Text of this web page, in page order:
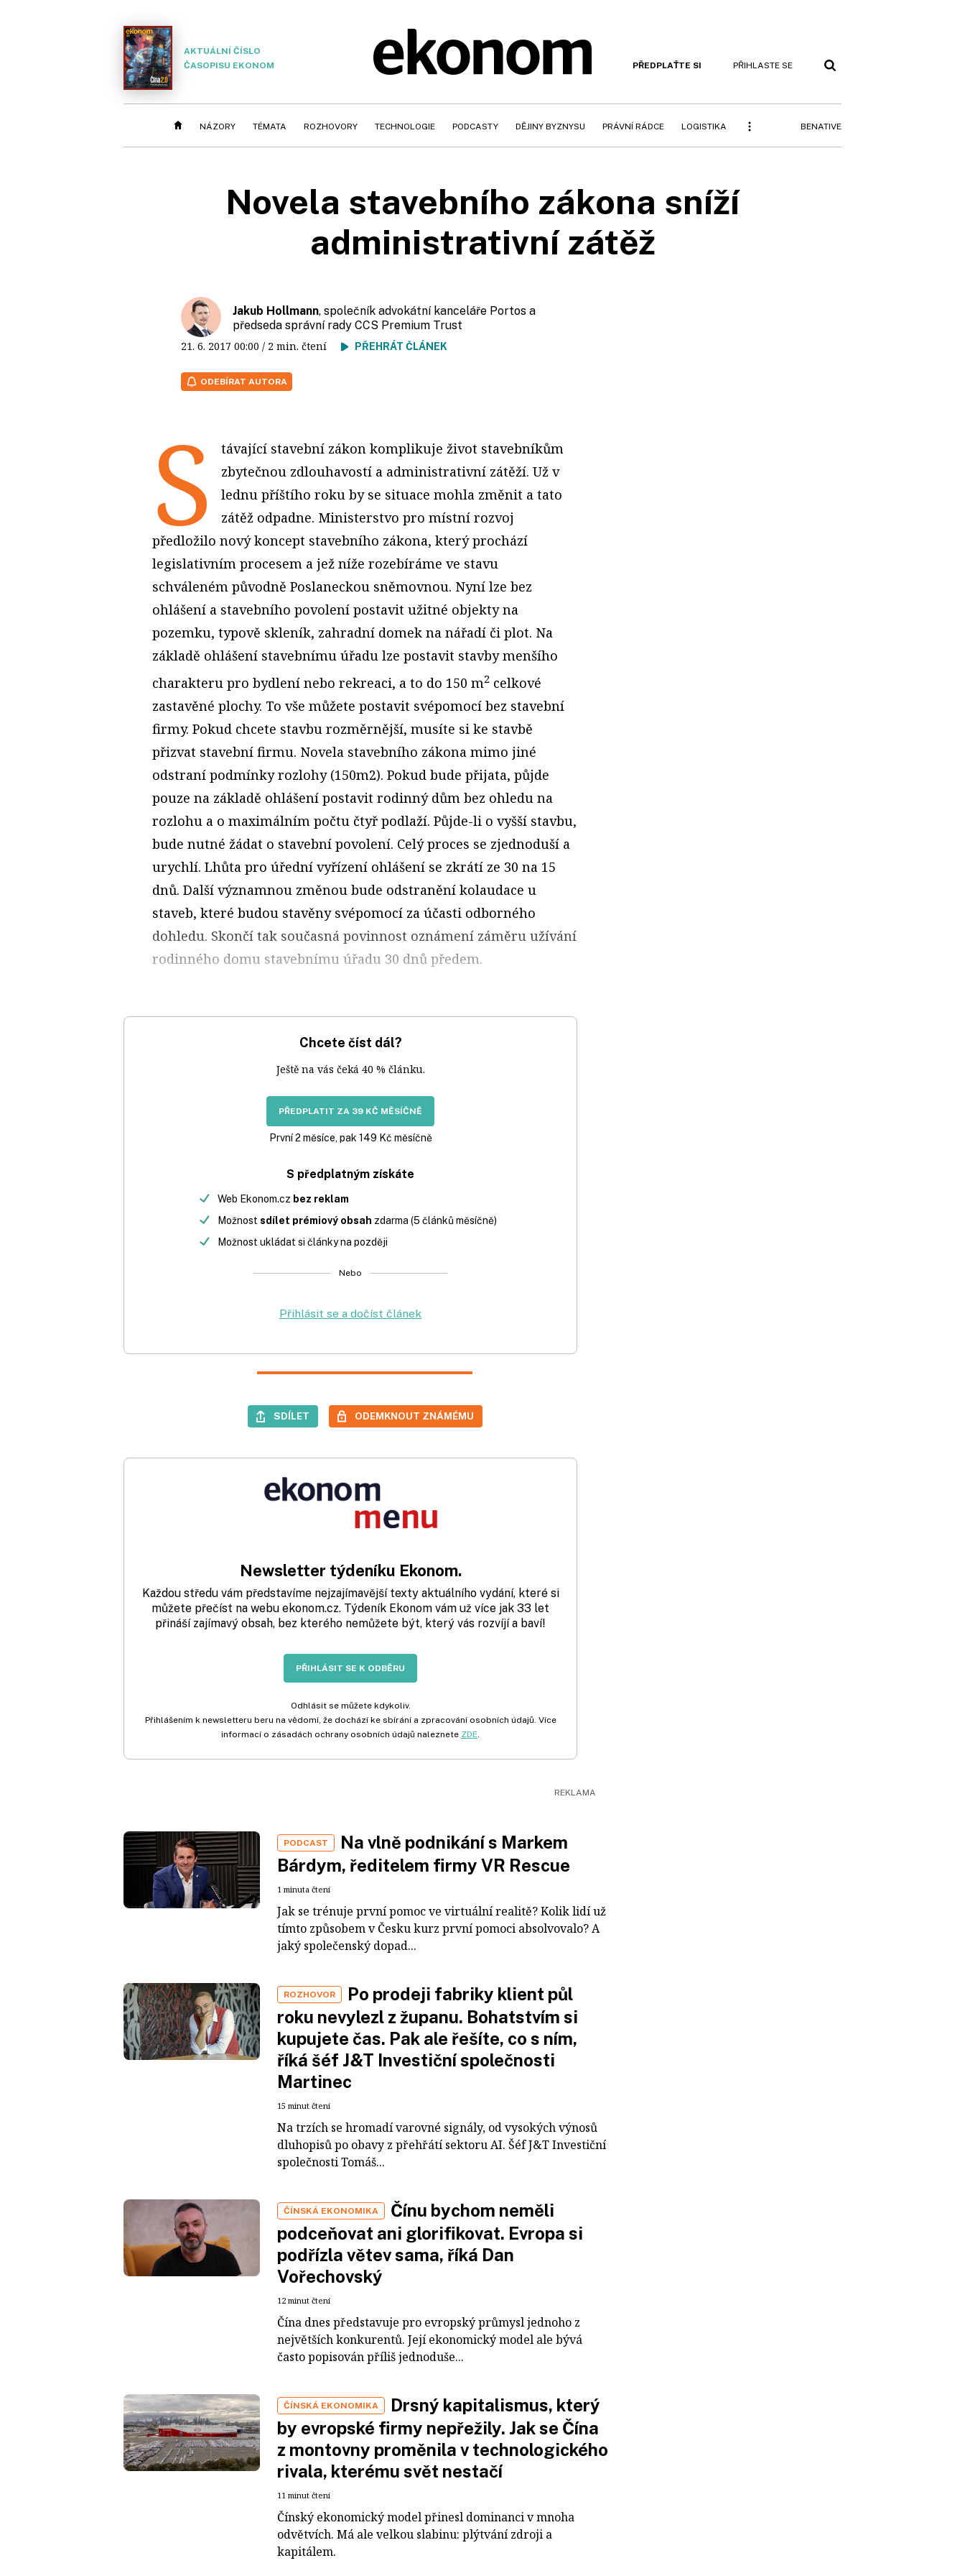
AKTUÁLNÍ ČÍSLO
ČASOPISU EKONOM
PŘEDPLAŤTE SI PŘIHLASTE SE
NÁZORY TÉMATA ROZHOVORY TECHNOLOGIE PODCASTY DĚJINY BYZNYSU PRÁVNÍ RÁDCE LOGISTIKA BENATIVE
Novela stavebního zákona sníží
administrativní zátěž
Jakub Hollmann, společník advokátní kanceláře Portos a
předseda správní rady CCS Premium Trust
21. 6. 2017 00:00 / 2 min. čtení PŘEHRÁT ČLÁNEK
ODEBÍRAT AUTORA
S
távající stavební zákon komplikuje život stavebníkům
zbytečnou zdlouhavostí a administrativní zátěží. Už v
lednu příštího roku by se situace mohla změnit a tato
zátěž odpadne. Ministerstvo pro místní rozvoj
předložilo nový koncept stavebního zákona, který prochází
legislativním procesem a jež níže rozebíráme ve stavu
schváleném původně Poslaneckou sněmovnou. Nyní lze bez
ohlášení a stavebního povolení postavit užitné objekty na
pozemku, typově skleník, zahradní domek na nářadí či plot. Na
základě ohlášení stavebnímu úřadu lze postavit stavby menšího
charakteru pro bydlení nebo rekreaci, a to do 150 m2 celkové
zastavěné plochy. To vše můžete postavit svépomocí bez stavební
firmy. Pokud chcete stavbu rozměrnější, musíte si ke stavbě
přizvat stavební firmu. Novela stavebního zákona mimo jiné
odstraní podmínky rozlohy (150m2). Pokud bude přijata, půjde
pouze na základě ohlášení postavit rodinný dům bez ohledu na
rozlohu a o maximálním počtu čtyř podlaží. Půjde-li o vyšší stavbu,
bude nutné žádat o stavební povolení. Celý proces se zjednoduší a
urychlí. Lhůta pro úřední vyřízení ohlášení se zkrátí ze 30 na 15
dnů. Další významnou změnou bude odstranění kolaudace u
staveb, které budou stavěny svépomocí za účasti odborného
dohledu. Skončí tak současná povinnost oznámení záměru užívání
rodinného domu stavebnímu úřadu 30 dnů předem.
Chcete číst dál?
Ještě na vás čeká 40 % článku.
PŘEDPLATIT ZA 39 KČ MĚSÍČNĚ
První 2 měsíce, pak 149 Kč měsíčně
S předplatným získáte
Web Ekonom.cz bez reklam
Možnost sdílet prémiový obsah zdarma (5 článků měsíčně)
Možnost ukládat si články na později
Nebo
Přihlásit se a dočíst článek
SDÍLET ODEMKNOUT ZNÁMÉMU
Newsletter týdeníku Ekonom.
Každou středu vám představíme nejzajímavější texty aktuálního vydání, které si
můžete přečíst na webu ekonom.cz. Týdeník Ekonom vám už více jak 33 let
přináší zajímavý obsah, bez kterého nemůžete být, který vás rozvíjí a baví!
PŘIHLÁSIT SE K ODBĚRU
Odhlásit se můžete kdykoliv.
Přihlášením k newsletteru beru na vědomí, že dochází ke sbírání a zpracování osobních údajů. Více
informací o zásadách ochrany osobních údajů naleznete ZDE.
PODCAST
Na vlně podnikání s Markem
Bárdym, ředitelem firmy VR Rescue
1 minuta čtení
Jak se trénuje první pomoc ve virtuální realitě? Kolik lidí už
tímto způsobem v Česku kurz první pomoci absolvovalo? A
jaký společenský dopad...
ROZHOVOR
Po prodeji fabriky klient půl
roku nevylezl z županu. Bohatstvím si
kupujete čas. Pak ale řešíte, co s ním,
říká šéf J&T Investiční společnosti
Martinec
15 minut čtení
Na trzích se hromadí varovné signály, od vysokých výnosů
dluhopisů po obavy z přehřátí sektoru AI. Šéf J&T Investiční
společnosti Tomáš...
ČÍNSKÁ EKONOMIKA
Čínu bychom neměli
podceňovat ani glorifikovat. Evropa si
podřízla větev sama, říká Dan
Vořechovský
12 minut čtení
Čína dnes představuje pro evropský průmysl jednoho z
největších konkurentů. Její ekonomický model ale bývá
často popisován příliš jednoduše...
ČÍNSKÁ EKONOMIKA
Drsný kapitalismus, který
by evropské firmy nepřežily. Jak se Čína
z montovny proměnila v technologického
rivala, kterému svět nestačí
11 minut čtení
Čínský ekonomický model přinesl dominanci v mnoha
odvětvích. Má ale velkou slabinu: plýtvání zdroji a
kapitálem.